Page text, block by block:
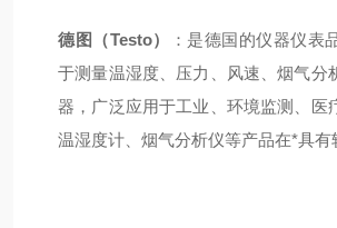
德图（Testo）
：是德国的仪器仪表
于测量温湿度、压力、风速、烟气分
器，广泛应用于工业、环境监测、医
温湿度计、烟气分析仪等产品在*具有